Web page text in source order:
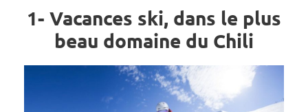
1- Vacances ski, dans le plus
beau domaine du Chili